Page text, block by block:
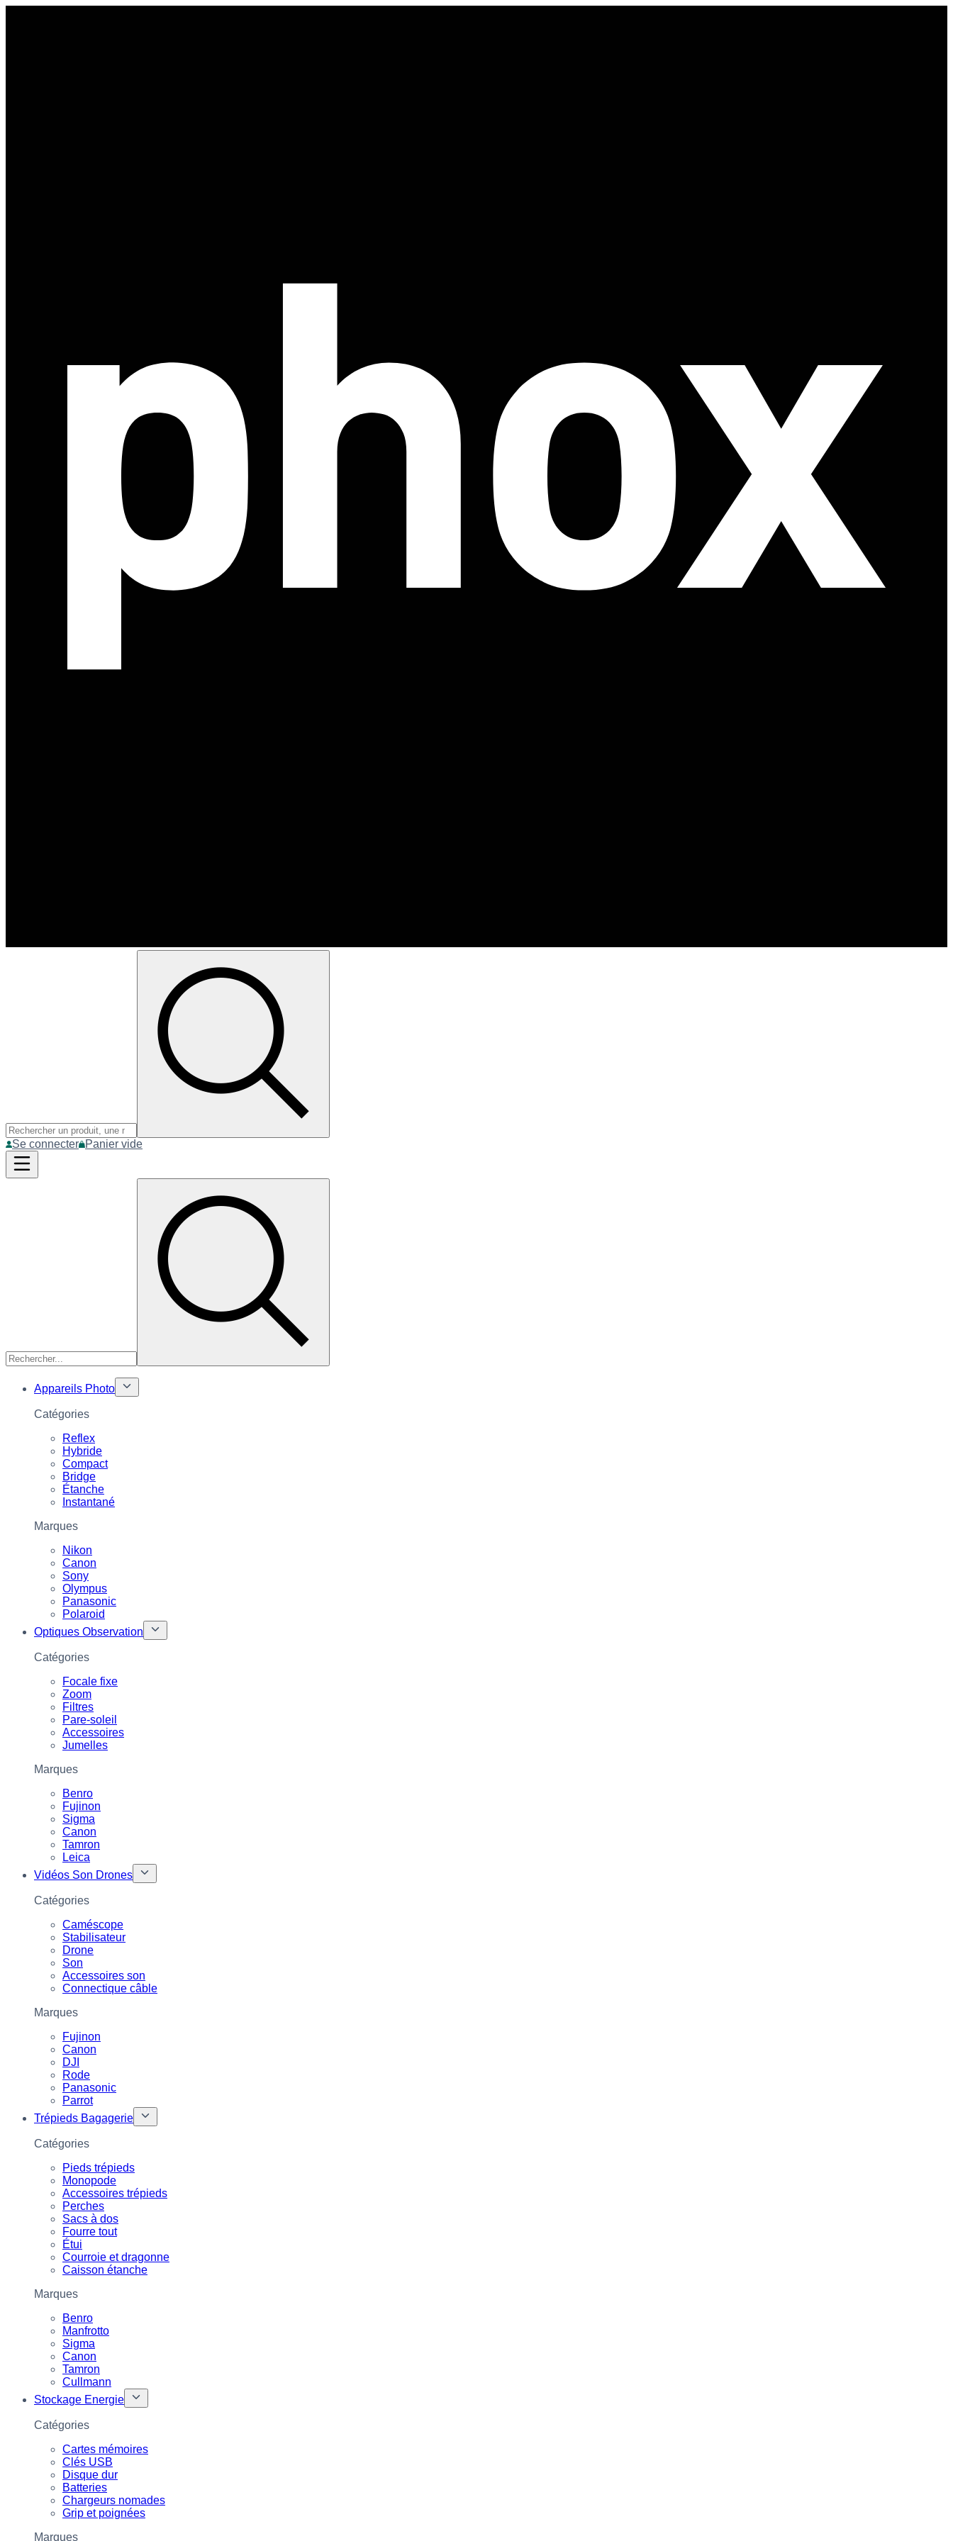
Se connecter Panier vide
Appareils Photo
Catégories
Reflex
Hybride
Compact
Bridge
Étanche
Instantané
Marques
Nikon
Canon
Sony
Olympus
Panasonic
Polaroid
Optiques Observation
Catégories
Focale fixe
Zoom
Filtres
Pare-soleil
Accessoires
Jumelles
Marques
Benro
Fujinon
Sigma
Canon
Tamron
Leica
Vidéos Son Drones
Catégories
Caméscope
Stabilisateur
Drone
Son
Accessoires son
Connectique câble
Marques
Fujinon
Canon
DJI
Rode
Panasonic
Parrot
Trépieds Bagagerie
Catégories
Pieds trépieds
Monopode
Accessoires trépieds
Perches
Sacs à dos
Fourre tout
Étui
Courroie et dragonne
Caisson étanche
Marques
Benro
Manfrotto
Sigma
Canon
Tamron
Cullmann
Stockage Energie
Catégories
Cartes mémoires
Clés USB
Disque dur
Batteries
Chargeurs nomades
Grip et poignées
Marques